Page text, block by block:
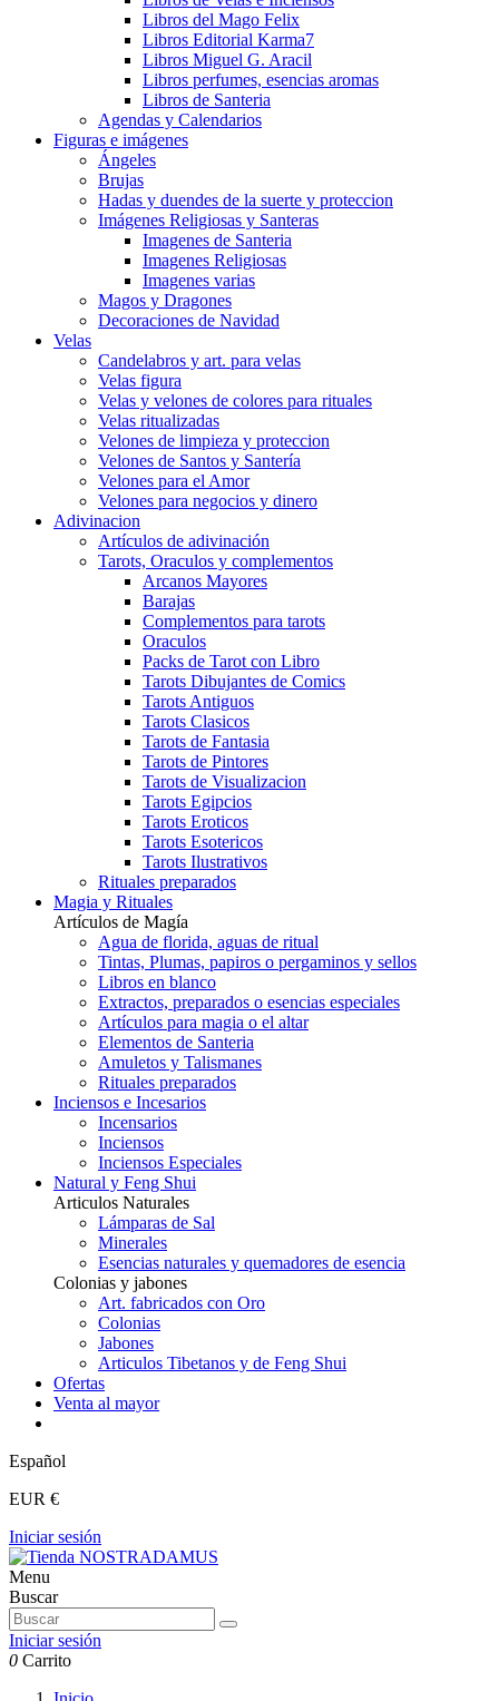
Libros del Mago Felix
Libros Editorial Karma7
Libros Miguel G. Aracil
Libros perfumes, esencias aromas
Libros de Santeria
Agendas y Calendarios
Figuras e imágenes
Ángeles
Brujas
Hadas y duendes de la suerte y proteccion
Imágenes Religiosas y Santeras
Imagenes de Santeria
Imagenes Religiosas
Imagenes varias
Magos y Dragones
Decoraciones de Navidad
Velas
Candelabros y art. para velas
Velas figura
Velas y velones de colores para rituales
Velas ritualizadas
Velones de limpieza y proteccion
Velones de Santos y Santería
Velones para el Amor
Velones para negocios y dinero
Adivinacion
Artículos de adivinación
Tarots, Oraculos y complementos
Arcanos Mayores
Barajas
Complementos para tarots
Oraculos
Packs de Tarot con Libro
Tarots Dibujantes de Comics
Tarots Antiguos
Tarots Clasicos
Tarots de Fantasia
Tarots de Pintores
Tarots de Visualizacion
Tarots Egipcios
Tarots Eroticos
Tarots Esotericos
Tarots Ilustrativos
Rituales preparados
Magia y Rituales
Artículos de Magía
Agua de florida, aguas de ritual
Tintas, Plumas, papiros o pergaminos y sellos
Libros en blanco
Extractos, preparados o esencias especiales
Artículos para magia o el altar
Elementos de Santeria
Amuletos y Talismanes
Rituales preparados
Inciensos e Incesarios
Incensarios
Inciensos
Inciensos Especiales
Natural y Feng Shui
Articulos Naturales
Lámparas de Sal
Minerales
Esencias naturales y quemadores de esencia
Colonias y jabones
Art. fabricados con Oro
Colonias
Jabones
Articulos Tibetanos y de Feng Shui
Ofertas
Venta al mayor
Español
EUR €
Iniciar sesión
Menu
Buscar
Iniciar sesión
0 Carrito